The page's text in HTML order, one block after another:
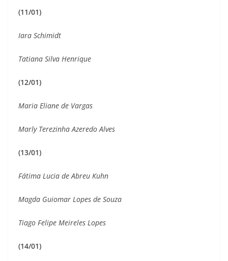
(11/01)
Iara Schimidt
Tatiana Silva Henrique
(12/01)
Maria Eliane de Vargas
Marly Terezinha Azeredo Alves
(13/01)
Fátima Lucia de Abreu Kuhn
Magda Guiomar Lopes de Souza
Tiago Felipe Meireles Lopes
(14/01)